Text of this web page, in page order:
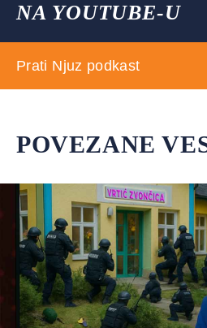
NA YOUTUBE-U
Prati Njuz podkast
POVEZANE